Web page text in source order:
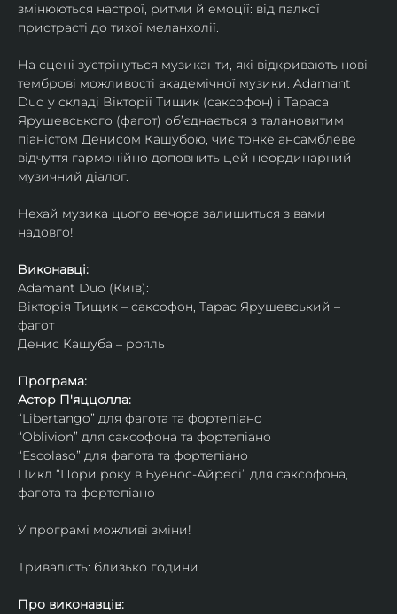
змінюються настрої, ритми й емоції: від палкої
пристрасті до тихої меланхолії.
На сцені зустрінуться музиканти, які відкривають нові
темброві можливості академічної музики. Adamant
Duo у складі Вікторії Тищик (саксофон) і Тараса
Ярушевського (фагот) об’єднається з талановитим
піаністом Денисом Кашубою, чиє тонке ансамблеве
відчуття гармонійно доповнить цей неординарний
музичний діалог.
Нехай музика цього вечора залишиться з вами
надовго!
Виконавці:
Adamant Duo (Київ):
Вікторія Тищик – саксофон, Тарас Ярушевський –
фагот
Денис Кашуба – рояль
Програма:
Астор П'яццолла:
“Libertango” для фагота та фортепіано
“Oblivion” для саксофона та фортепіано
“Escolaso” для фагота та фортепіано
Цикл “Пори року в Буенос-Айресі” для саксофона,
фагота та фортепіано
У програмі можливі зміни!
Тривалість: близько години
Про виконавців: